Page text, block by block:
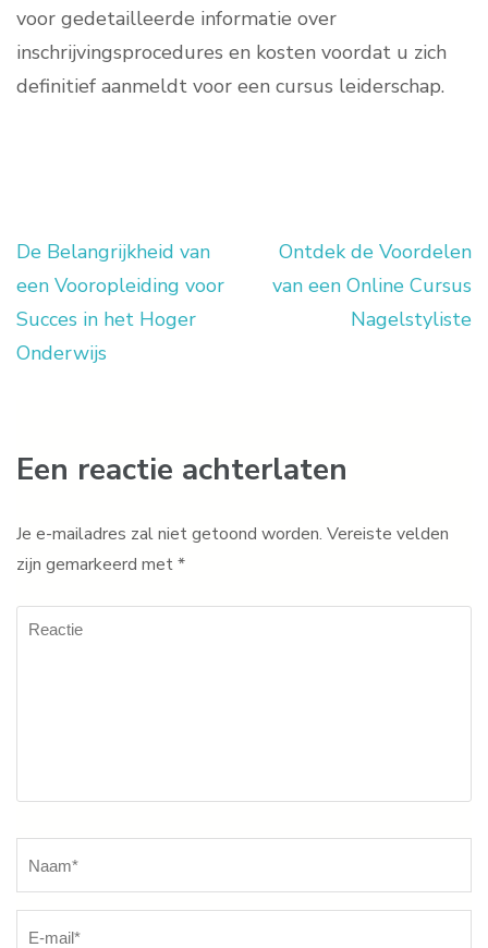
voor gedetailleerde informatie over
inschrijvingsprocedures en kosten voordat u zich
definitief aanmeldt voor een cursus leiderschap.
Berichtnavigatie
De Belangrijkheid van
een Vooropleiding voor
Succes in het Hoger
Onderwijs
Ontdek de Voordelen
van een Online Cursus
Nagelstyliste
Een reactie achterlaten
Je e-mailadres zal niet getoond worden. Vereiste velden
zijn gemarkeerd met*
Reactie